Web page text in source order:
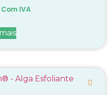
Com IVA